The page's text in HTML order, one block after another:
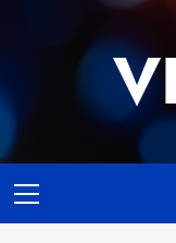
меню